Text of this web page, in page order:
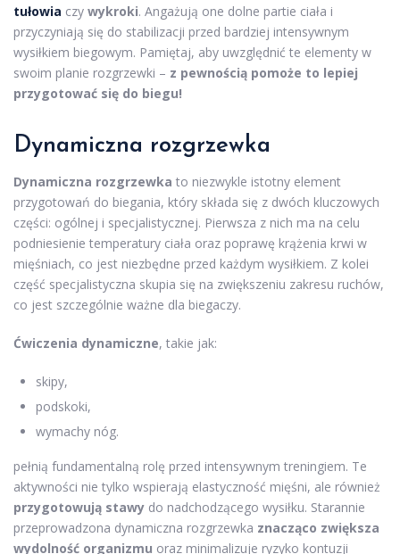
tułowia czy wykroki. Angażują one dolne partie ciała i
przyczyniają się do stabilizacji przed bardziej intensywnym
wysiłkiem biegowym. Pamiętaj, aby uwzględnić te elementy w
swoim planie rozgrzewki – z pewnością pomoże to lepiej
przygotować się do biegu!
Dynamiczna rozgrzewka
Dynamiczna rozgrzewka to niezwykle istotny element
przygotowań do biegania, który składa się z dwóch kluczowych
części: ogólnej i specjalistycznej. Pierwsza z nich ma na celu
podniesienie temperatury ciała oraz poprawę krążenia krwi w
mięśniach, co jest niezbędne przed każdym wysiłkiem. Z kolei
część specjalistyczna skupia się na zwiększeniu zakresu ruchów,
co jest szczególnie ważne dla biegaczy.
Ćwiczenia dynamiczne, takie jak:
skipy,
podskoki,
wymachy nóg.
pełnią fundamentalną rolę przed intensywnym treningiem. Te
aktywności nie tylko wspierają elastyczność mięśni, ale również
przygotowują stawy do nadchodzącego wysiłku. Starannie
przeprowadzona dynamiczna rozgrzewka znacząco zwiększa
wydolność organizmu oraz minimalizuje ryzyko kontuzji